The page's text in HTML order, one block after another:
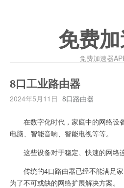
免费
免费加速器
8口工业路由器
2024年5月11日 8口路由器
在数字化时代，家庭中的网络设备
电脑、智能音响、智能电视等等。
这些设备对于稳定、快速的网络连
传统的4口路由器已经不能满足家
为了不可或缺的网络扩展解决方案。